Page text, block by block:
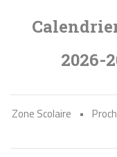
2026-
Zone Scolaire •